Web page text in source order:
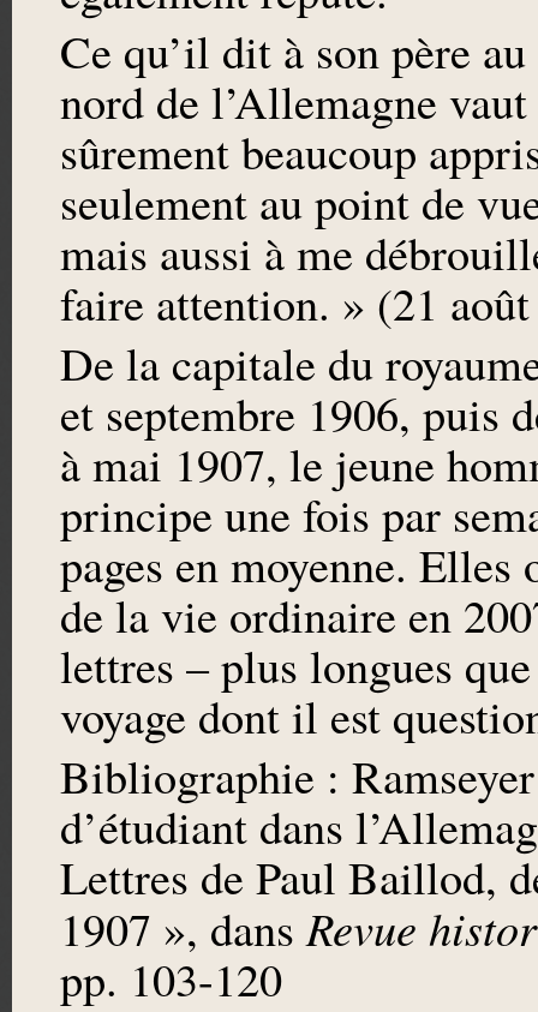
Ce qu’il dit à son père
nord de l’Allemagne
sûrement beaucoup
seulement au point de
mais aussi à me
faire attention. » (21
De la capitale du
et septembre 1906, puis
à mai 1907, le jeune
principe une fois par
pages en moyenne. Elles
de la vie ordinaire en
lettres – plus longues
voyage dont il est
Bibliographie :
d’étudiant dans
Lettres de Paul Baillod,
1907 », dansRevue
pp. 103-120